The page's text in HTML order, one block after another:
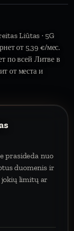
Liūtas · 5G
от 5,39 €/мес.
по всей Литве в
от места и
prasideda nuo
duomenis ir
limitų ar